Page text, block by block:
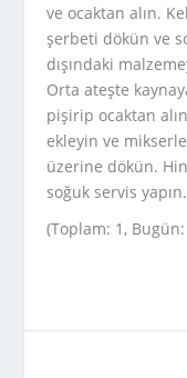
ve ocaktan alın.
şerbeti dökün ve
dışındaki
Orta ateşte
pişirip ocaktan
ekleyin ve
üzerine dökün.
soğuk servis yapın.
(Toplam: 1,